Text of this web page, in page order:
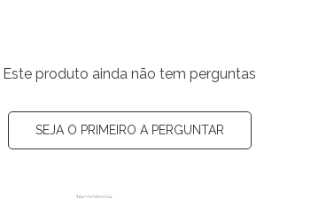
Este produto ainda não tem perguntas
SEJA O PRIMEIRO A PERGUNTAR